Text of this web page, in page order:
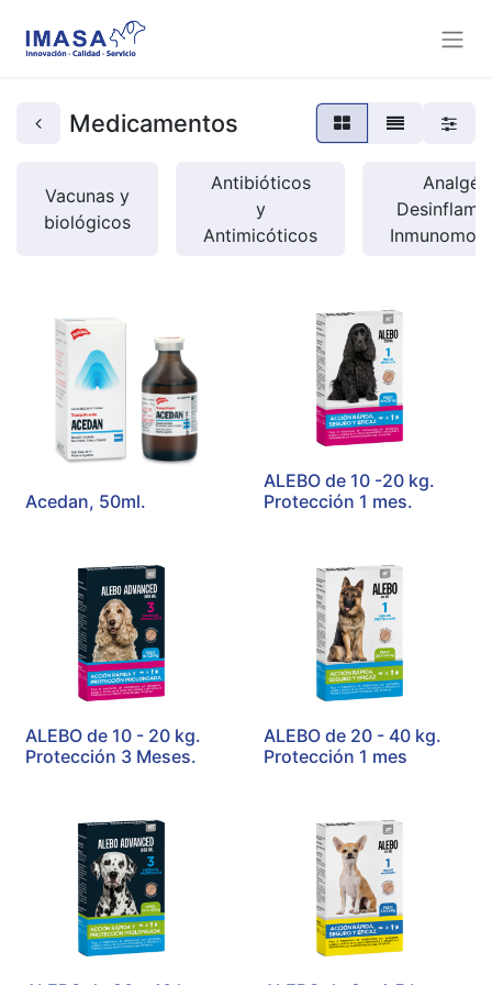
Medicamentos
Vacunas y
biológicos
Antibióticos
y
Antimicóticos
Acedan, 50ml.
ALEBO de 10 -20 kg.
Protección 1 mes.
ALEBO de 10 - 20 kg.
Protección 3 Meses.
ALEBO de 20 - 40 kg.
Protección 1 mes